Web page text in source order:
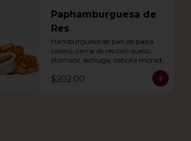
Paphamburguesa de
Res
Hamburguesa de pan de papa
casero, carne de res con queso,
jitomate, lechuga, cebolla morada
y nuestro aderezo. Acompañada
de papas fritas y rizo.
$202.00